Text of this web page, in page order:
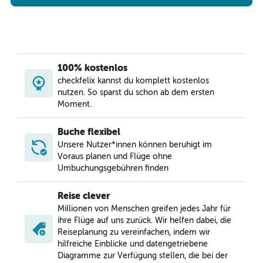
100% kostenlos
checkfelix kannst du komplett kostenlos
nutzen. So sparst du schon ab dem ersten
Moment.
Buche flexibel
Unsere Nutzer*innen können beruhigt im
Voraus planen und Flüge ohne
Umbuchungsgebühren finden
Reise clever
Millionen von Menschen greifen jedes Jahr für
ihre Flüge auf uns zurück. Wir helfen dabei, die
Reiseplanung zu vereinfachen, indem wir
hilfreiche Einblicke und datengetriebene
Diagramme zur Verfügung stellen, die bei der